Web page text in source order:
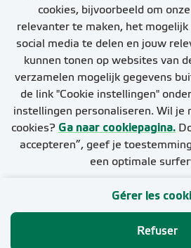
cookies, bijvoorbeeld om
relevanter te maken, het
social media te delen en jouw
kunnen tonen op websites van
verzamelen mogelijk gegevens
de link "Cookie instellingen"
instellingen personaliseren. Wil je
cookies? Ga naar cookiepagina.
accepteren”, geef je
een optimale
Gérer les
Refuser
Configurer l'alerte
Cookies
Privacy